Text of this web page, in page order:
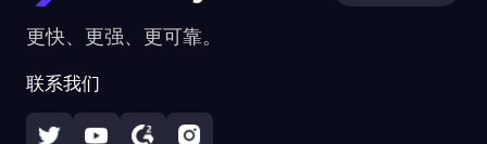
更快、更强、更可靠。
联系我们